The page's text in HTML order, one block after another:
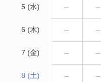
5 (水) － －
6 (木) － －
7 (金) － －
8 (土) － －